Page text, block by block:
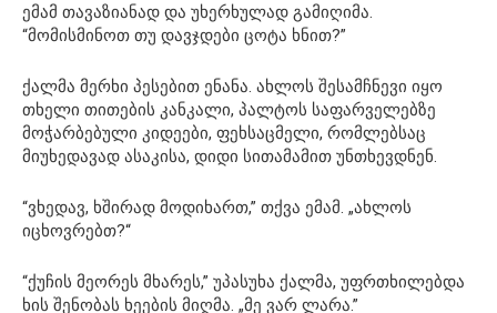
ემამ თავაზიანად და უხერხულად გამიღიმა.
“მომისმინოთ თუ დავჯდები ცოტა ხნით?”
ქალმა მერხი პესებით ენანა. ახლოს შესამჩნევი იყო
თხელი თითების კანკალი, პალტოს საფარველებზე
მოჭარბებული კიდეები, ფეხსაცმელი, რომლებსაც
მიუხედავად ასაკისა, დიდი სითამამით უნთხევდნენ.
“ვხედავ, ხშირად მოდიხართ,” თქვა ემამ. „ახლოს
იცხოვრებთ?“
“ქუჩის მეორეს მხარეს,” უპასუხა ქალმა, უფრთხილებდა
ხის შენობას ხეების მიღმა. „მე ვარ ლარა.”